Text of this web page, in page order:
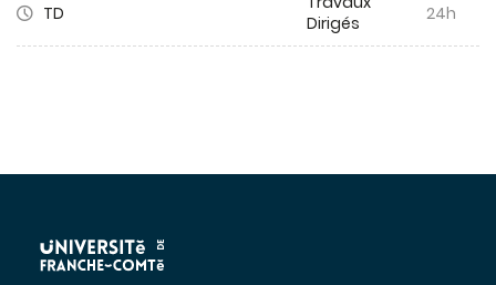
TD
Dirigés
24h